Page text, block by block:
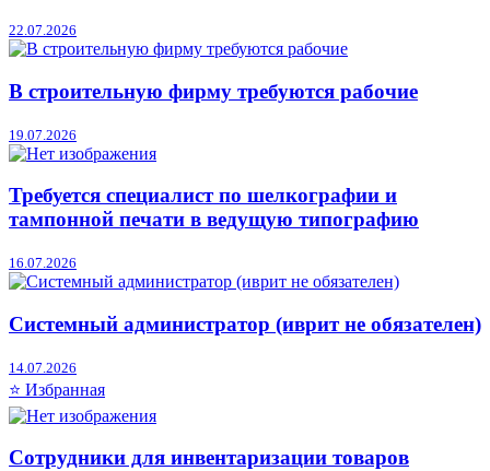
22.07.2026
В строительную фирму требуются рабочие
19.07.2026
Требуется специалист по шелкографии и
тампонной печати в ведущую типографию
16.07.2026
Системный администратор (иврит не обязателен)
14.07.2026
⭐ Избранная
Сотрудники для инвентаризации товаров